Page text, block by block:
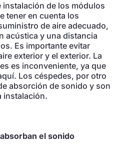
instalación de los módulos
tener en cuenta los
de aire adecuado,
acústica y una distancia
Es importante evitar
exterior y el exterior. La
es inconveniente, ya que
Los céspedes, por otro
absorción de sonido y son
instalación.
el sonido